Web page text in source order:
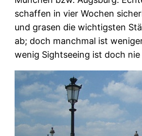
schaffen in vier Wochen
und grasen die wichtigsten
ab; doch manchmal ist
wenig Sightseeing ist doch